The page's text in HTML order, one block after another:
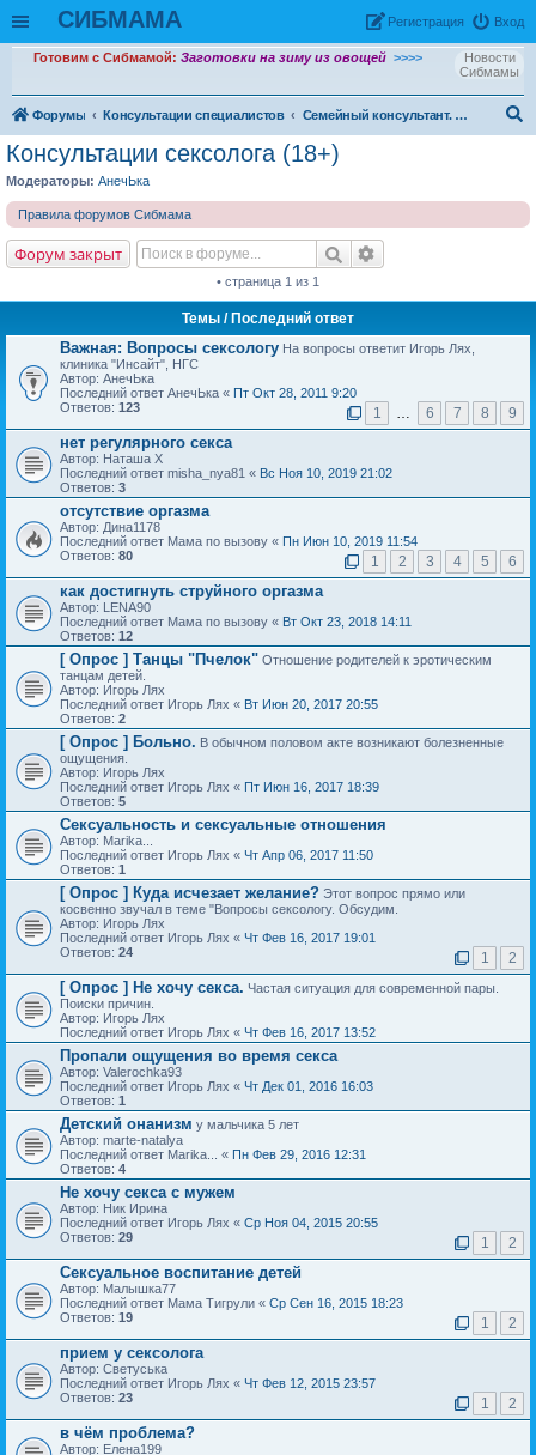
СИБМАМА Вход
Рeгиcтpaция
Новости
Сибмамы
Готовим с Сибмамой: Заготовки на зиму из овощей >>>>
Форумы Консультации специалистов
Семейный консультант. Психолог Анна Бердникова
Консультации сексолога (18+)
Модераторы: АнечЬка
Правила форумов Сибмама
Форум закрыт
• страница 1 из 1
Темы / Последний ответ
Важная: Вопросы сексологу На вопросы ответит Игорь Лях,
клиника "Инсайт", НГС
Автор: АнечЬка
Последний ответ АнечЬка « Пт Окт 28, 2011 9:20
Ответов: 123 1 … 6 7 8 9
нет регулярного секса
Автор: Наташа X
Последний ответ misha_nya81 « Вс Ноя 10, 2019 21:02
Ответов: 3
отсутствие оргазма
Автор: Дина1178
Последний ответ Мама по вызову « Пн Июн 10, 2019 11:54
Ответов: 80 1 2 3 4 5 6
как достигнуть струйного оргазма
Автор: LENA90
Последний ответ Мама по вызову « Вт Окт 23, 2018 14:11
Ответов: 12
[ Опрос ] Танцы "Пчелок" Отношение родителей к эротическим
танцам детей.
Автор: Игорь Лях
Последний ответ Игорь Лях « Вт Июн 20, 2017 20:55
Ответов: 2
[ Опрос ] Больно. В обычном половом акте возникают болезненные
ощущения.
Автор: Игорь Лях
Последний ответ Игорь Лях « Пт Июн 16, 2017 18:39
Ответов: 5
Сексуальность и сексуальные отношения
Автор: Marika...
Последний ответ Игорь Лях « Чт Апр 06, 2017 11:50
Ответов: 1
[ Опрос ] Куда исчезает желание? Этот вопрос прямо или
косвенно звучал в теме "Вопросы сексологу. Обсудим.
Автор: Игорь Лях
Последний ответ Игорь Лях « Чт Фев 16, 2017 19:01
Ответов: 24 1 2
[ Опрос ] Не хочу секса. Частая ситуация для современной пары.
Поиски причин.
Автор: Игорь Лях
Последний ответ Игорь Лях « Чт Фев 16, 2017 13:52
Пропали ощущения во время секса
Автор: Valerochka93
Последний ответ Игорь Лях « Чт Дек 01, 2016 16:03
Ответов: 1
Детский онанизм у мальчика 5 лет
Автор: marte-natalya
Последний ответ Marika... « Пн Фев 29, 2016 12:31
Ответов: 4
Не хочу секса с мужем
Автор: Ник Ирина
Последний ответ Игорь Лях « Ср Ноя 04, 2015 20:55
Ответов: 29 1 2
Сексуальное воспитание детей
Автор: Малышка77
Последний ответ Мама Тигрули « Ср Сен 16, 2015 18:23
Ответов: 19 1 2
прием у сексолога
Автор: Светуська
Последний ответ Игорь Лях « Чт Фев 12, 2015 23:57
Ответов: 23 1 2
в чём проблема?
Автор: Елена199